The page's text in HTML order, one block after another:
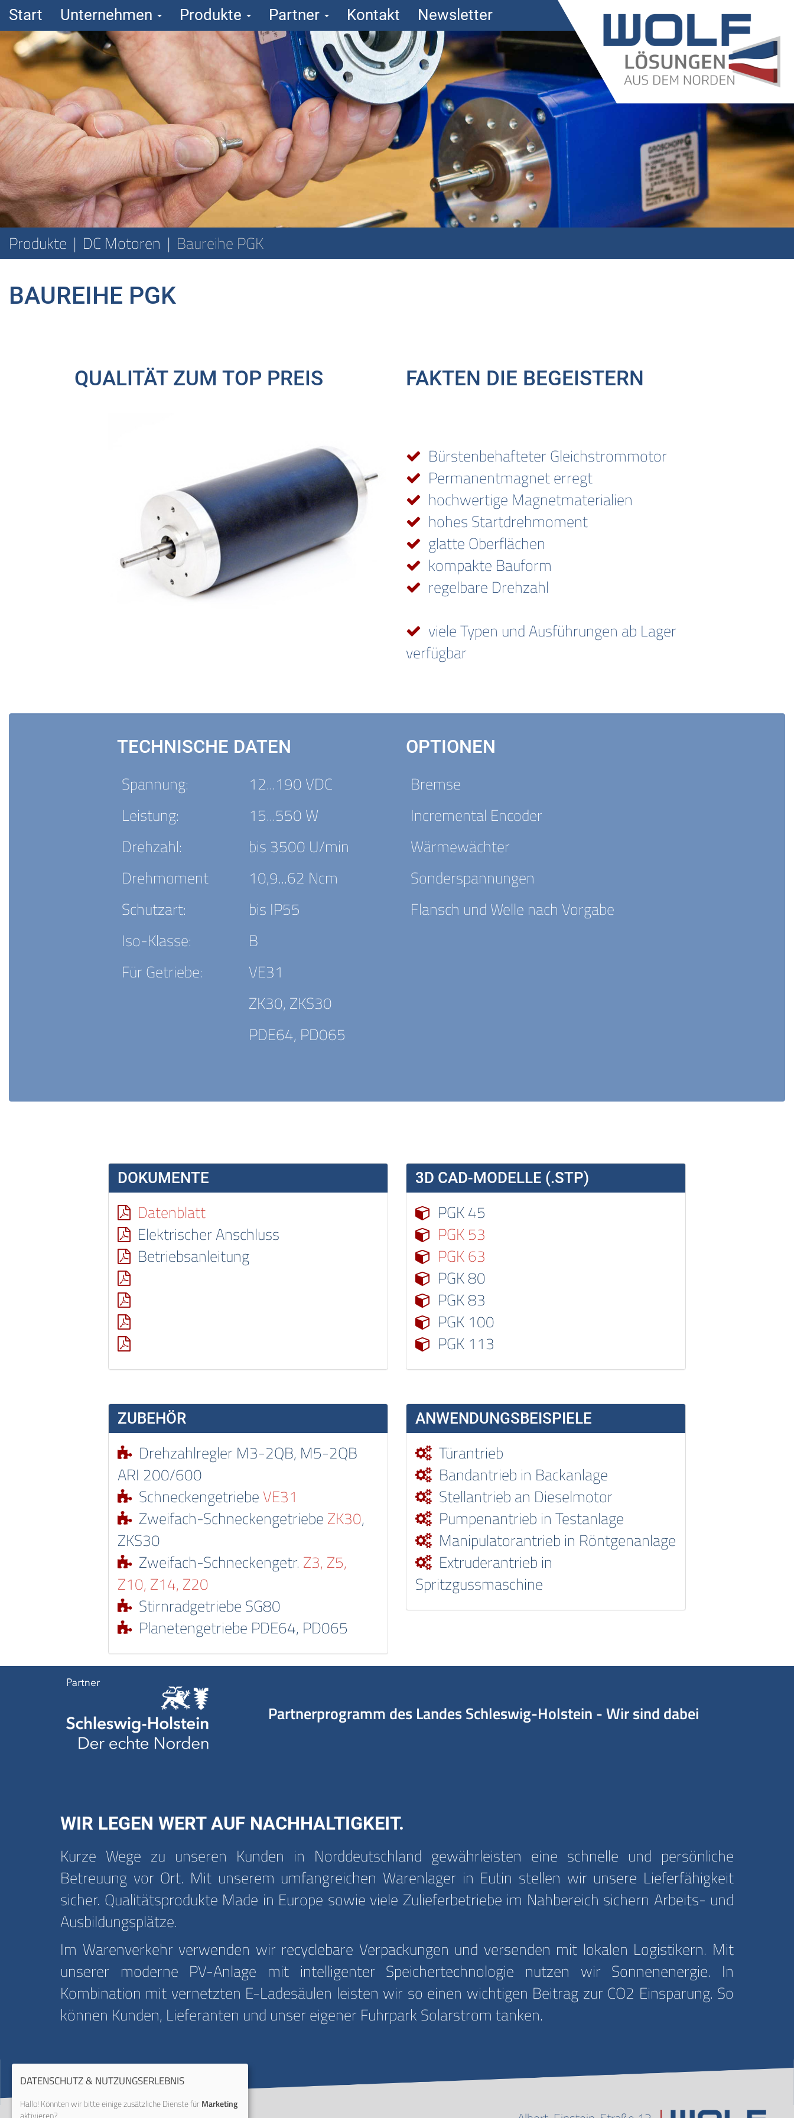
Start Unternehmen Produkte Partner Kontakt Newsletter
Produkte DC Motoren Baureihe PGK
BAUREIHE PGK
QUALITÄT ZUM TOP PREIS FAKTEN DIE BEGEISTERN
Bürstenbehafteter Gleichstrommotor
Permanentmagnet erregt
hochwertige Magnetmaterialien
hohes Startdrehmoment
glatte Oberflächen
kompakte Bauform
regelbare Drehzahl
viele Typen und Ausführungen ab Lager
verfügbar
TECHNISCHE DATEN
Spannung:
12...190 VDC
Leistung:
15...550 W
Drehzahl:
bis 3500 U/min
Drehmoment
10,9...62 Ncm
Schutzart:
bis IP55
Iso-Klasse:
B
Für Getriebe:
VE31
ZK30, ZKS30
PDE64, PD065
OPTIONEN
Bremse
Incremental Encoder
Wärmewächter
Sonderspannungen
Flansch und Welle nach Vorgabe
DOKUMENTE
Datenblatt
Elektrischer Anschluss
Betriebsanleitung
3D CAD-MODELLE (.STP)
PGK 45
PGK 53
PGK 63
PGK 80
PGK 83
PGK 100
PGK 113
ZUBEHÖR
Drehzahlregler M3-2QB, M5-2QB
ARI 200/600
Schneckengetriebe VE31
Zweifach-Schneckengetriebe ZK30,
ZKS30
Zweifach-Schneckengetr. Z3, Z5,
Z10, Z14, Z20
Stirnradgetriebe SG80
Planetengetriebe PDE64, PD065
ANWENDUNGSBEISPIELE
Türantrieb
Bandantrieb in Backanlage
Stellantrieb an Dieselmotor
Pumpenantrieb in Testanlage
Manipulatorantrieb in Röntgenanlage
Extruderantrieb in
Spritzgussmaschine
Partnerprogramm des Landes Schleswig-Holstein - Wir sind dabei
WIR LEGEN WERT AUF NACHHALTIGKEIT.
Kurze Wege zu unseren Kunden in Norddeutschland gewährleisten eine schnelle und persönliche
Betreuung vor Ort. Mit unserem umfangreichen Warenlager in Eutin stellen wir unsere Lieferfähigkeit
sicher. Qualitätsprodukte Made in Europe sowie viele Zulieferbetriebe im Nahbereich sichern Arbeits- und
Ausbildungsplätze.
Im Warenverkehr verwenden wir recyclebare Verpackungen und versenden mit lokalen Logistikern. Mit
unserer moderne PV-Anlage mit intelligenter Speichertechnologie nutzen wir Sonnenenergie. In
Kombination mit vernetzten E-Ladesäulen leisten wir so einen wichtigen Beitrag zur CO2 Einsparung. So
können Kunden, Lieferanten und unser eigener Fuhrpark Solarstrom tanken.
DATENSCHUTZ & NUTZUNGSERLEBNIS
Hallo! Könnten wir bitte einige zusätzliche Dienste fürMarketing
aktivieren?